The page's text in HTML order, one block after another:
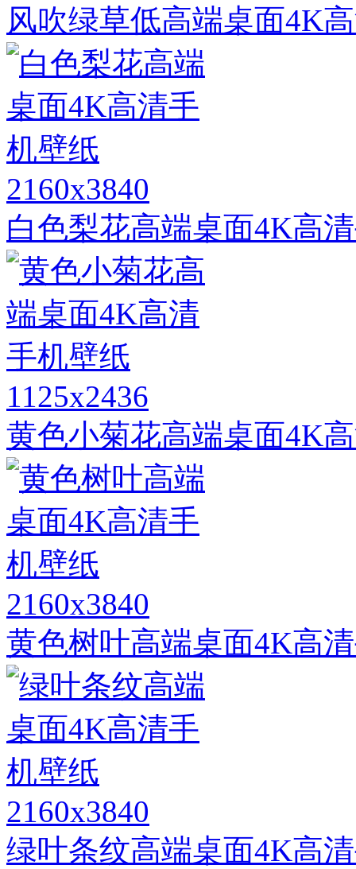
风吹绿草低高端桌面4K
2160x3840
白色梨花高端桌面4K高
1125x2436
黄色小菊花高端桌面4K
2160x3840
黄色树叶高端桌面4K高
2160x3840
绿叶条纹高端桌面4K高